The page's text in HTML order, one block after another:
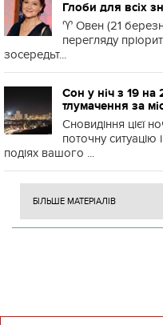
Глоби для всіх
♈️ Овен (21
перегляду
зосередьт...
Сон у ніч з 19 на
тлумачення за
Сновидіння цієї
поточну ситуацію
подіях вашого ...
БІЛЬШЕ МАТЕРІАЛІВ